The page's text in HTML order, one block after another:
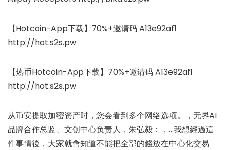
【Hotcoin-App下载】70%+邀请码 A13e92af1
http://hot.s2s.pw
【热币Hotcoin-App下载】70%+邀请码 A13e92af1
http://hot.s2s.pw
从币安提取加密资产时，您会看到多个网络选项。，无界AI
品牌合作总监、文创中心负责人，朱弘毅：，…我想經過這
件事情後，大家就會知道不能把全部的錢放在中心化交易